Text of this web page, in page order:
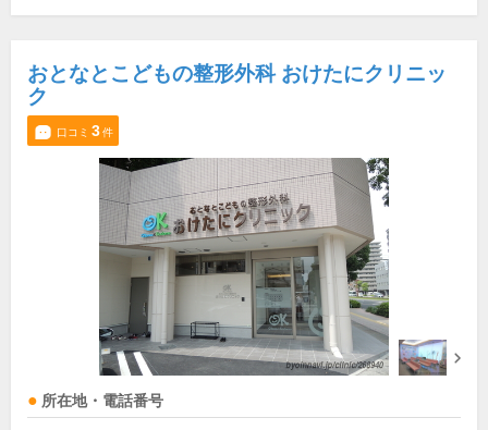
おとなとこどもの整形外科 おけたにクリニッ
ク
口コミ 3件
所在地・電話番号